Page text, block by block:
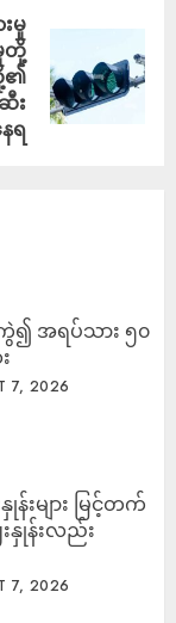
မှု
တို့
၏
း
ရ
ကွဲ၍ အရပ်သား ၅၀
7, 2026
များ မြင့်တက်
နှုန်းလည်း
7, 2026